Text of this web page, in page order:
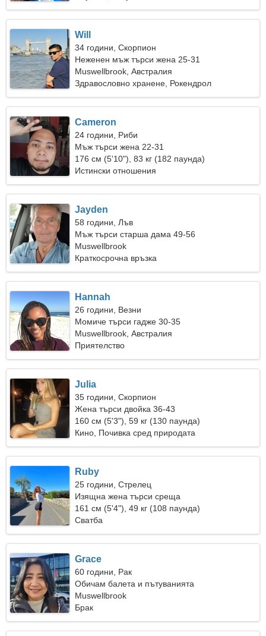
Will
34 години, Скорпион
Неженен мъж търси жена 25-31
Muswellbrook, Австралия
Здравословно хранене, Рокендрол
Cameron
24 години, Риби
Мъж търси жена 22-31
176 см (5'10"), 83 кг (182 паунда)
Истински отношения
Jayden
58 години, Лъв
Мъж търси старша дама 49-56
Muswellbrook
Краткосрочна връзка
Hannah
26 години, Везни
Момиче търси гадже 30-35
Muswellbrook, Австралия
Приятелство
Julia
35 години, Скорпион
Жена търси двойка 36-43
160 см (5'3"), 59 кг (130 паунда)
Кино, Почивка сред природата
Ruby
25 години, Стрелец
Изящна жена търси среща
161 см (5'4"), 49 кг (108 паунда)
Сватба
Grace
60 години, Рак
Обичам балета и пътуванията
Muswellbrook
Брак